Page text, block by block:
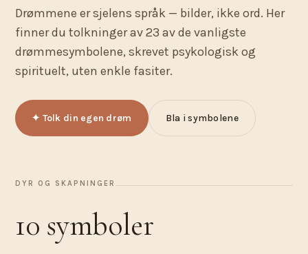
Drømmene er sjelens språk — bilder, ikke ord. Her
finner du tolkninger av 23 av de vanligste
drømmesymbolene, skrevet psykologisk og
spirituelt, uten enkle fasiter.
✦ Tolk din egen drøm Bla i symbolene
DYR OG SKAPNINGER
10 symboler